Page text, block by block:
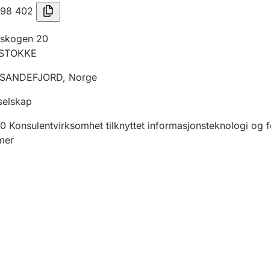
402
20
SANDEFJORD, Norge
Konsulentvirksomhet tilknyttet informasjonsteknologi og